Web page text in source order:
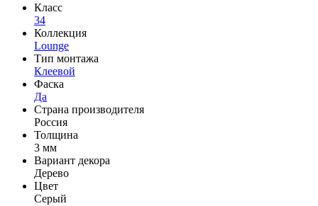
Класс
34
Коллекция
Lounge
Тип монтажа
Клеевой
Фаска
Да
Страна производителя
Россия
Толщина
3 мм
Вариант декора
Дерево
Цвет
Серый